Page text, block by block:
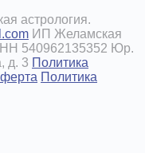
астрология.
ИП Желамская
540962135352 Юр.
д. 3 Политика
Политика